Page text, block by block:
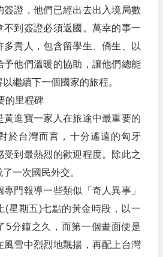
簽證，他們已經出去出入境局數
不到簽證必須返國。萬幸的事一
多貴人，包含留學生、僑生、以
予他們溫暖的協助，讓他們總能
繼續下一個國家的旅程。
的里程碑
黃進寶一家人在旅途中最重要的
於台灣而言，十分遙遠的匈牙
受到最熱烈的歡迎程度。除此之
一次國民外交。
門報導一些類似「奇人異事」
(星期五)七點的黃金時段，以一
5分鐘之久，而第一個畫面便是
風雪中烈烈地飄揚，再配上台灣